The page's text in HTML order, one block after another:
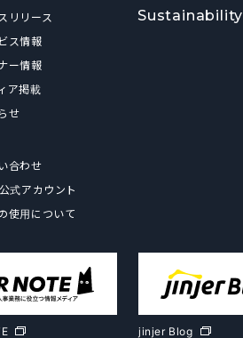
リリース
ス情報
ー情報
ア掲載
せ
Sustainability
合わせ
式アカウント
使用について
jinjer Blog